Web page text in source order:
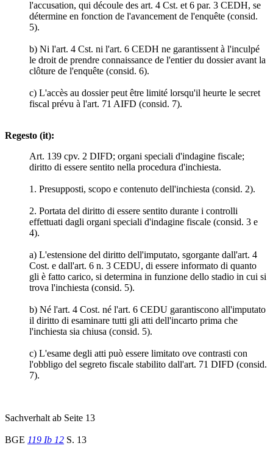
l'accusation, qui découle des art. 4 Cst. et 6 par. 3 CEDH, se
détermine en fonction de l'avancement de l'enquête (consid.
5).
b) Ni l'art. 4 Cst. ni l'art. 6 CEDH ne garantissent à l'inculpé
le droit de prendre connaissance de l'entier du dossier avant la
clôture de l'enquête (consid. 6).
c) L'accès au dossier peut être limité lorsqu'il heurte le secret
fiscal prévu à l'art. 71 AIFD (consid. 7).
Regesto (it):
Art. 139 cpv. 2 DIFD; organi speciali d'indagine fiscale;
diritto di essere sentito nella procedura d'inchiesta.
1. Presupposti, scopo e contenuto dell'inchiesta (consid. 2).
2. Portata del diritto di essere sentito durante i controlli
effettuati dagli organi speciali d'indagine fiscale (consid. 3 e
4).
a) L'estensione del diritto dell'imputato, sgorgante dall'art. 4
Cost. e dall'art. 6 n. 3 CEDU, di essere informato di quanto
gli è fatto carico, si determina in funzione dello stadio in cui si
trova l'inchiesta (consid. 5).
b) Né l'art. 4 Cost. né l'art. 6 CEDU garantiscono all'imputato
il diritto di esaminare tutti gli atti dell'incarto prima che
l'inchiesta sia chiusa (consid. 5).
c) L'esame degli atti può essere limitato ove contrasti con
l'obbligo del segreto fiscale stabilito dall'art. 71 DIFD (consid.
7).
Sachverhalt ab Seite 13
BGE 119 Ib 12 S. 13